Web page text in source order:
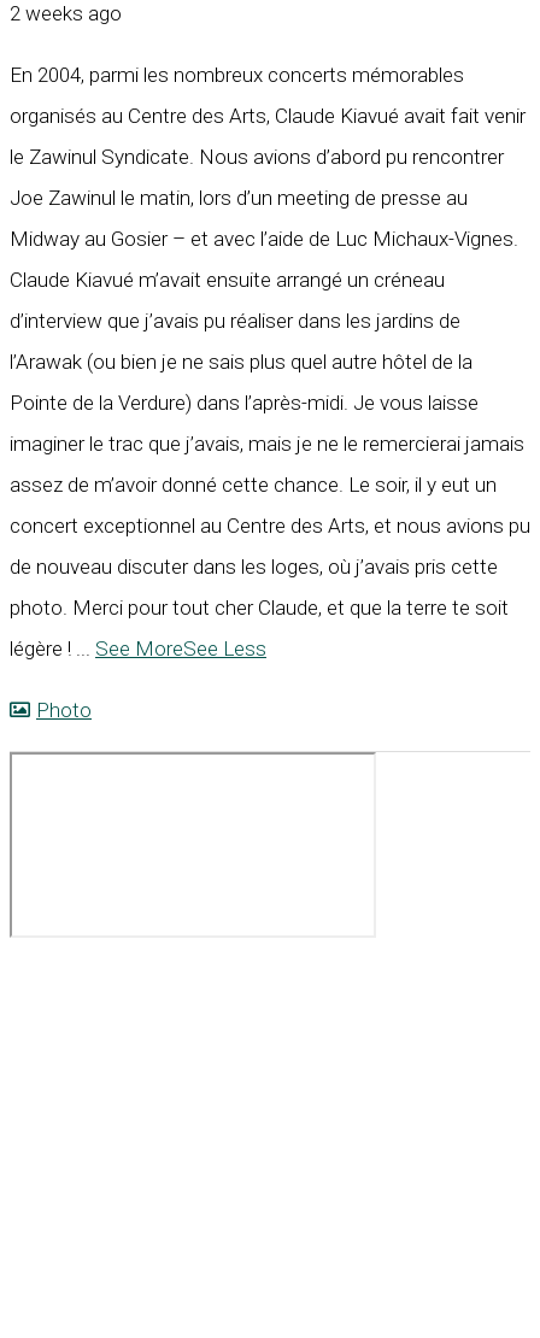
2 weeks ago
En 2004, parmi les nombreux concerts mémorables
organisés au Centre des Arts, Claude Kiavué avait fait venir
le Zawinul Syndicate. Nous avions d’abord pu rencontrer
Joe Zawinul le matin, lors d’un meeting de presse au
Midway au Gosier – et avec l’aide de Luc Michaux-Vignes.
Claude Kiavué m’avait ensuite arrangé un créneau
d’interview que j’avais pu réaliser dans les jardins de
l’Arawak (ou bien je ne sais plus quel autre hôtel de la
Pointe de la Verdure) dans l’après-midi. Je vous laisse
imaginer le trac que j’avais, mais je ne le remercierai jamais
assez de m’avoir donné cette chance. Le soir, il y eut un
concert exceptionnel au Centre des Arts, et nous avions pu
de nouveau discuter dans les loges, où j’avais pris cette
photo. Merci pour tout cher Claude, et que la terre te soit
légère ! ... See MoreSee Less
Photo